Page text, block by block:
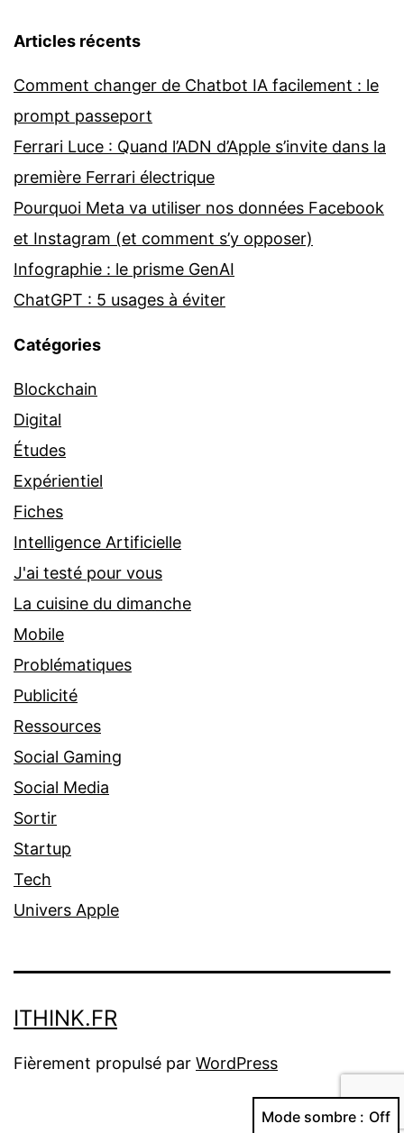
Articles récents
Comment changer de Chatbot IA facilement : le
prompt passeport
Ferrari Luce : Quand l’ADN d’Apple s’invite dans la
première Ferrari électrique
Pourquoi Meta va utiliser nos données Facebook
et Instagram (et comment s’y opposer)
Infographie : le prisme GenAI
ChatGPT : 5 usages à éviter
Catégories
Blockchain
Digital
Études
Expérientiel
Fiches
Intelligence Artificielle
J'ai testé pour vous
La cuisine du dimanche
Mobile
Problématiques
Publicité
Ressources
Social Gaming
Social Media
Sortir
Startup
Tech
Univers Apple
ITHINK.FR
Fièrement propulsé par WordPress
Mode sombre :